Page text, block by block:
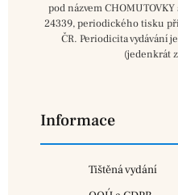
pod názvem
24339, periodického tisku
ČR. Periodicita vydávání
(jedenkrát
Informace
Tištěná vydání